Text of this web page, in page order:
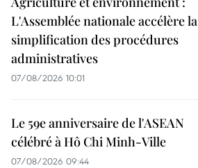
L'Assemblée nationale accélère la
simplification des procédures
administratives
07/08/2026 10:01
Le 59e anniversaire de l'ASEAN
célébré à Hô Chi Minh-Ville
07/08/2026 09:44